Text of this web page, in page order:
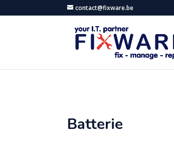
contact@fixware.be
Batterie